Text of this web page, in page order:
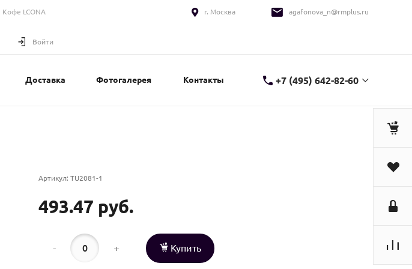
Кофе LCONA г. Москва agafonova_n@rmplus.ru
Войти
Доставка Фотогалерея Контакты +7 (495) 642-82-60
Артикул: TU2081-1
493.47 руб.
- + Купить